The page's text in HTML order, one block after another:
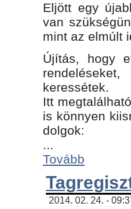
Eljött egy
van
mint az elmúlt
Újítás, hogy
keressétek.
Itt
is könnyen
dolgok:
...
Tovább
2014. 02. 24. -